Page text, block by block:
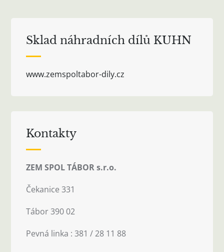
Sklad náhradních dílů KUHN
www.zemspoltabor-dily.cz
Kontakty
ZEM SPOL TÁBOR s.r.o.
Čekanice 331
Tábor 390 02
Pevná linka : 381 / 28 11 88